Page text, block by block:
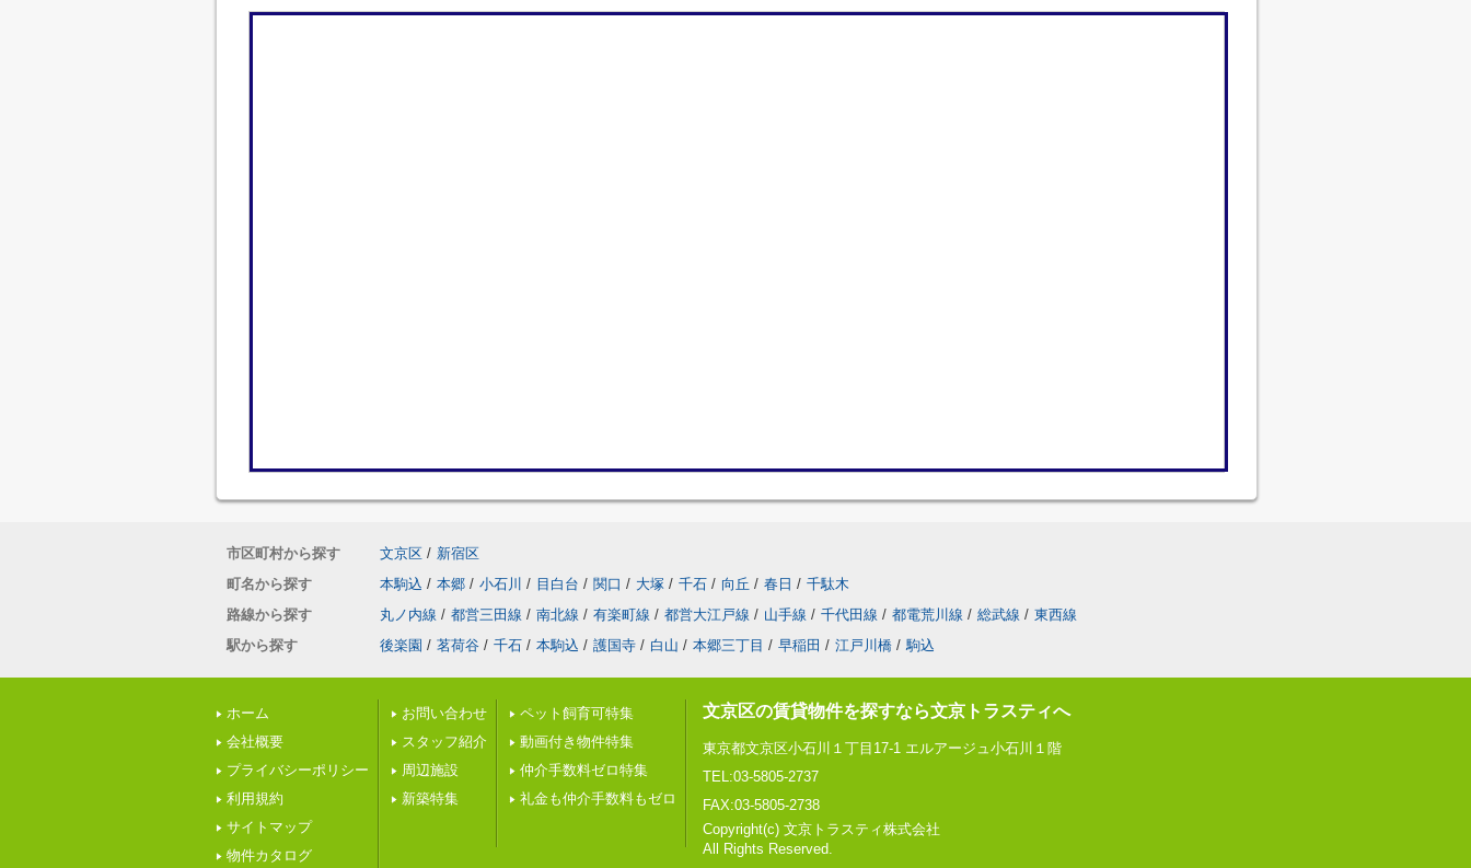
市区町村から探す 文京区 / 新宿区
町名から探す
本駒込 / 本郷 / 小石川 / 目白台 / 関口 / 大塚 / 千石 / 向丘 / 春日 / 千駄木
路線から探す
丸ノ内線 / 都営三田線 / 南北線 / 有楽町線 / 都営大江戸線 / 山手線 / 千代田線 / 都電荒川線 / 総武線 / 東西線
駅から探す
後楽園 / 茗荷谷 / 千石 / 本駒込 / 護国寺 / 白山 / 本郷三丁目 / 早稲田 / 江戸川橋 / 駒込
ホーム
会社概要
プライバシーポリシー
利用規約
サイトマップ
物件カタログ
お問い合わせ
スタッフ紹介
周辺施設
新築特集
ペット飼育可特集
動画付き物件特集
仲介手数料ゼロ特集
礼金も仲介手数料もゼロ
文京区の賃貸物件を探すなら文京トラスティへ
東京都文京区小石川１丁目17-1 エルアージュ小石川１階
TEL:03-5805-2737
FAX:03-5805-2738
Copyright(c) 文京トラスティ株式会社
All Rights Reserved.